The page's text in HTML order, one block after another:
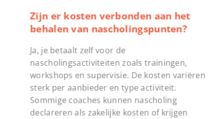
Zijn er kosten verbonden aan het
behalen van nascholingspunten?
Ja, je betaalt zelf voor de
nascholingsactiviteiten zoals trainingen,
workshops en supervisie. De kosten variëren
sterk per aanbieder en type activiteit.
Sommige coaches kunnen nascholing
declareren als zakelijke kosten of krijgen